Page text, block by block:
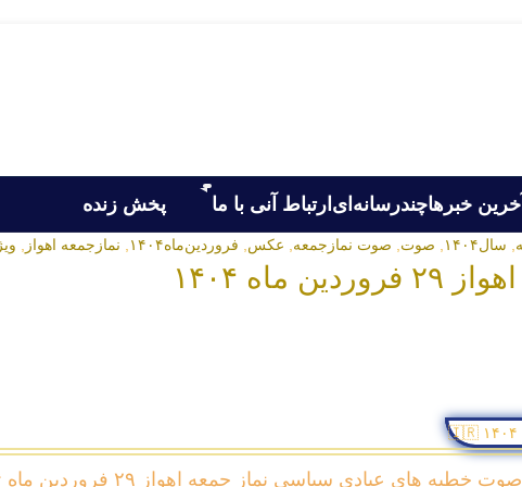
آخرین خبرهاچندرسانه‌ای ارتباط آنی با ما پخش زنده
سال۱۴۰۴ صوت صوت نمازجمعه عکس فروردین‌ماه۱۴۰۴ نمازجمعه اهواز
۱۴۰۴
صوت خطبه های عبادی سیاسی نماز جمعه اهواز ۲۹ فروردین ماه ۱۴۰۴